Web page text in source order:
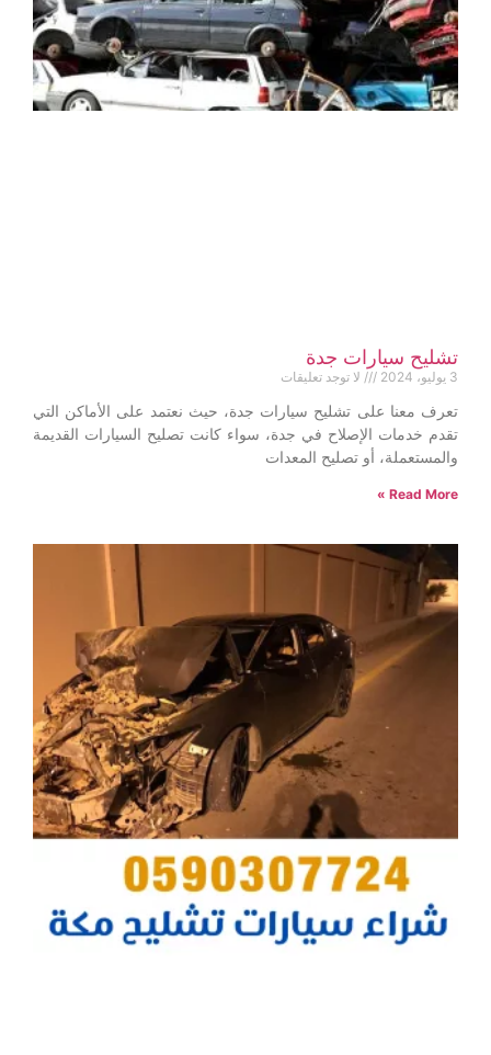
تشليح سيارات جدة
لا توجد تعليقات
تعرف معنا على تشليح سيارات جدة، حيث نعتمد على الأماكن التي
تقدم خدمات الإصلاح في جدة، سواء كانت تصليح السيارات القديمة
والمستعملة، أو تصليح المعدات
Read More »